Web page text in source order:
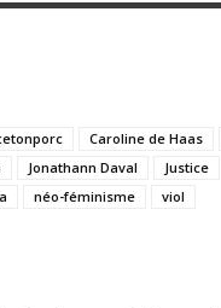
Caroline de Haas
Jonathann Daval
Justice
néo-féminisme viol